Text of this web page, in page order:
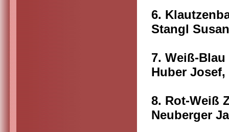
6.
Stangl
7.
Huber
8.
Neuberger